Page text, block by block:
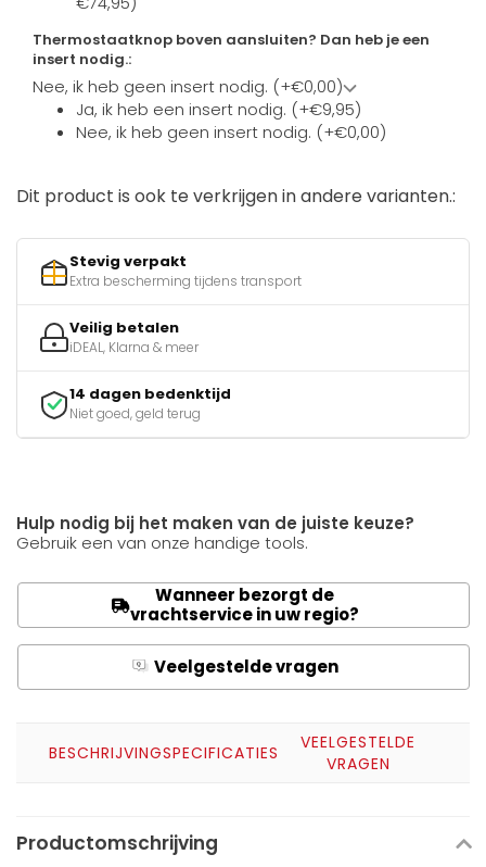
Thermostaatknop boven aansluiten? Dan heb je een
insert nodig.:
Nee, ik heb geen insert nodig. (+€0,00)
Ja, ik heb een insert nodig. (+€9,95)
Nee, ik heb geen insert nodig. (+€0,00)
Dit product is ook te verkrijgen in andere varianten.:
Stevig verpakt
Extra bescherming tijdens transport
Veilig betalen
iDEAL, Klarna & meer
14 dagen bedenktijd
Niet goed, geld terug
Hulp nodig bij het maken van de juiste keuze?
Gebruik een van onze handige tools.
Wanneer bezorgt de
vrachtservice in uw regio?
Q Veelgestelde vragen
BESCHRIJVINGSPECIFICATIES
VEELGESTELDE
VRAGEN
Productomschrijving